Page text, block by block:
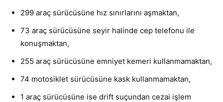
299 araç sürücüsüne hız sınırlarını aşmaktan,
73 araç sürücüsüne seyir halinde cep telefonu ile
konuşmaktan,
255 araç sürücüsüne emniyet kemeri kullanmamaktan,
74 motosiklet sürücüsüne kask kullanmamaktan,
1 araç sürücüsüne ise drift suçundan cezai işlem